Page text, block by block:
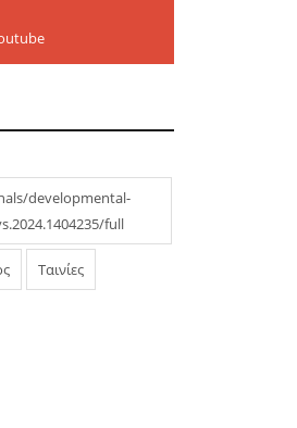
developmental-
full
Ταινίες